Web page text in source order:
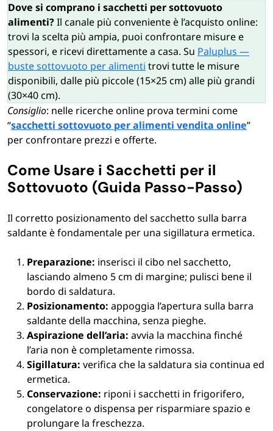
Dove si comprano i sacchetti per sottovuoto
alimenti?Il canale più conveniente è l’acquisto online:
trovi la scelta più ampia, puoi confrontare misure e
spessori, e ricevi direttamente a casa. Su Paluplus —
buste sottovuoto per alimenti trovi tutte le misure
disponibili, dalle più piccole (15×25 cm) alle più grandi
(30×40 cm).
Consiglio: nelle ricerche online prova termini come
“sacchetti sottovuoto per alimenti vendita online”
per confrontare prezzi e offerte.
Come Usare i Sacchetti per il
Sottovuoto (Guida Passo-Passo)
Il corretto posizionamento del sacchetto sulla barra
saldante è fondamentale per una sigillatura ermetica.
Preparazione: inserisci il cibo nel sacchetto,
lasciando almeno 5 cm di margine; pulisci bene il
bordo di saldatura.
Posizionamento: appoggia l’apertura sulla barra
saldante della macchina, senza pieghe.
Aspirazione dell’aria: avvia la macchina finché
l’aria non è completamente rimossa.
Sigillatura: verifica che la saldatura sia continua ed
ermetica.
Conservazione: riponi i sacchetti in frigorifero,
congelatore o dispensa per risparmiare spazio e
prolungare la freschezza.